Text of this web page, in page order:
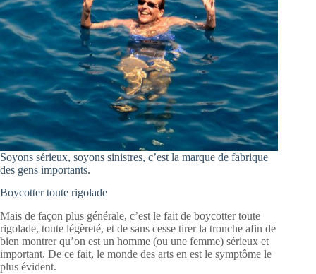
Soyons sérieux, soyons sinistres, c’est la marque de fabrique
des gens importants.
Boycotter toute rigolade
Mais de façon plus générale, c’est le fait de boycotter toute
rigolade, toute légèreté, et de sans cesse tirer la tronche afin de
bien montrer qu’on est un homme (ou une femme) sérieux et
important. De ce fait, le monde des arts en est le symptôme le
plus évident.